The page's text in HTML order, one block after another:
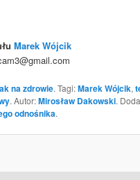
Marek Wójcik
na zdrowie. Tagi:Marek Wójcik,
. Autor:Mirosław Dakowski.
odnośnika.